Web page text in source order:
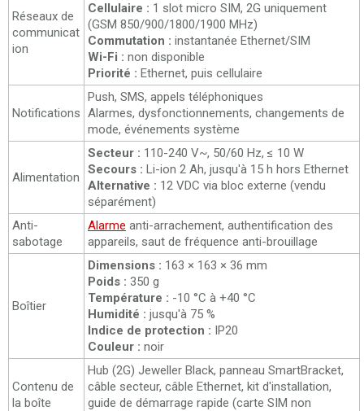
Réseaux de
communicat
ion
Cellulaire : 1 slot micro SIM, 2G uniquement
(GSM 850/900/1800/1900 MHz)
Commutation : instantanée Ethernet/SIM
Wi-Fi : non disponible
Priorité : Ethernet, puis cellulaire
Notifications
Push, SMS, appels téléphoniques
Alarmes, dysfonctionnements, changements de
mode, événements système
Alimentation
Secteur : 110-240 V~, 50/60 Hz, ≤ 10 W
Secours : Li-ion 2 Ah, jusqu'à 15 h hors Ethernet
Alternative : 12 VDC via bloc externe (vendu
séparément)
Anti-
sabotage
Alarme anti-arrachement, authentification des
appareils, saut de fréquence anti-brouillage
Boîtier
Dimensions : 163 × 163 × 36 mm
Poids : 350 g
Température : -10 °C à +40 °C
Humidité : jusqu'à 75 %
Indice de protection : IP20
Couleur : noir
Contenu de
la boîte
Hub (2G) Jeweller Black, panneau SmartBracket,
câble secteur, câble Ethernet, kit d'installation,
guide de démarrage rapide (carte SIM non